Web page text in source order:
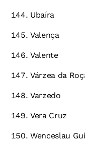
Ubaíra
Valença
Valente
Várzea da
Varzedo
Vera Cruz
Wenceslau